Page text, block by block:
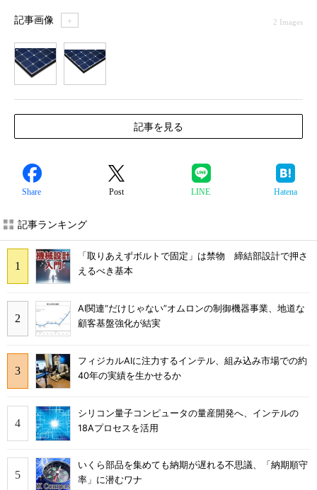
記事画像 ＋ 2 Images
記事を見る
Share Post LINE Hatena
記事ランキング
「取りあえずボルトで固定」は禁物 締結部設計で押さ
えるべき基本
AI関連“だけじゃない”オムロンの制御機器事業、地道な
顧客基盤強化が結実
フィジカルAIに注力するインテル、組み込み市場での約
40年の実績を生かせるか
シリコン量子コンピュータの量産開発へ、インテルの
18Aプロセスを活用
いくら部品を集めても納期が遅れる不思議、「納期順守
率」に潜むワナ